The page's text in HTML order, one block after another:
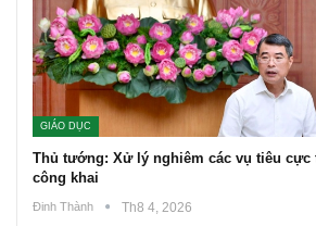
GIÁO DỤC
Thủ tướng: Xử lý nghiêm các vụ tiêu cực
công khai
Đinh Thành Th8 4, 2026